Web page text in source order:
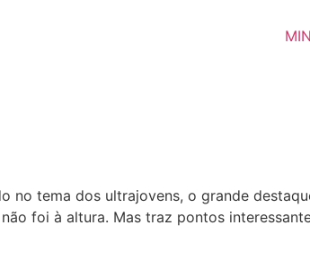
no tema dos ultrajovens, o grande
foi à altura. Mas traz pontos